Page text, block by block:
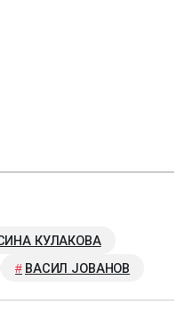
КУЛАКОВА
ВАСИЛ ЈОВАНОВ